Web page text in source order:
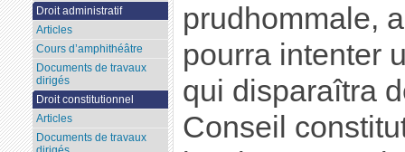
prudhommale,
pourra intenter
qui disparaîtra
Conseil
Droit administratif
Articles
Cours d’amphithéâtre
Documents de travaux
dirigés
Droit constitutionnel
Articles
Documents de travaux